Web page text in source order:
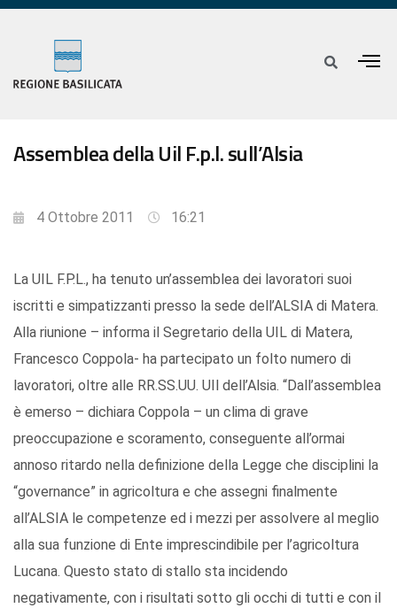
Assemblea della Uil F.p.l. sull’Alsia
4 Ottobre 2011 16:21
La UIL F.P.L., ha tenuto un’assemblea dei lavoratori suoi
iscritti e simpatizzanti presso la sede dell’ALSIA di Matera.
Alla riunione – informa il Segretario della UIL di Matera,
Francesco Coppola- ha partecipato un folto numero di
lavoratori, oltre alle RR.SS.UU. UIl dell’Alsia. “Dall’assemblea
è emerso – dichiara Coppola – un clima di grave
preoccupazione e scoramento, conseguente all’ormai
annoso ritardo nella definizione della Legge che disciplini la
“governance” in agricoltura e che assegni finalmente
all’ALSIA le competenze ed i mezzi per assolvere al meglio
alla sua funzione di Ente imprescindibile per l’agricoltura
Lucana. Questo stato di stallo sta incidendo
negativamente, con i risultati sotto gli occhi di tutti e con il